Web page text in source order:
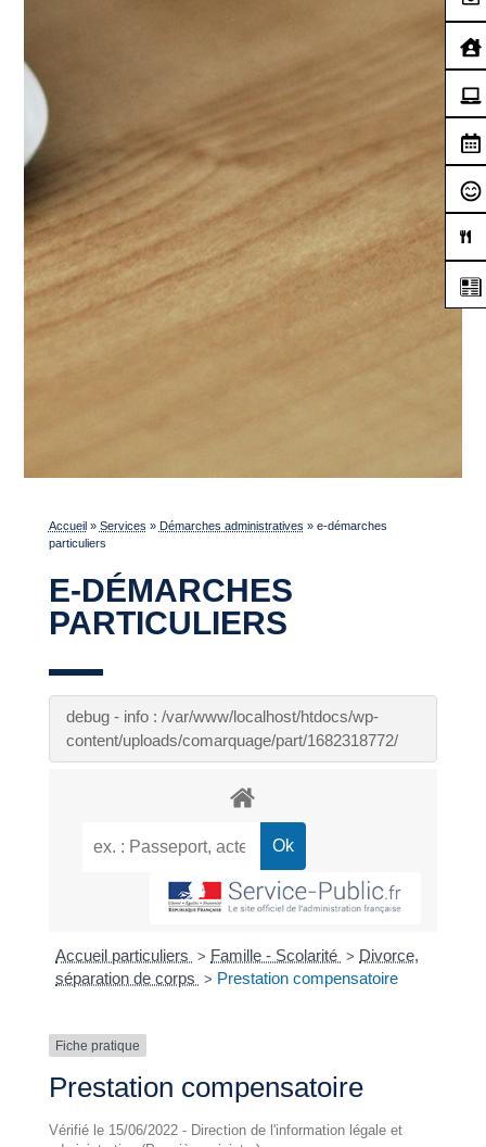
Accueil» Services » Démarches administratives » e-démarches
particuliers
E-DÉMARCHES
PARTICULIERS
debug - info : /var/www/localhost/htdocs/wp-
content/uploads/comarquage/part/1682318772/
Accueil particuliers > Famille - Scolarité > Divorce,
séparation de corps > Prestation compensatoire
Fiche pratique
Prestation compensatoire
Vérifié le 15/06/2022 - Direction de l'information légale et